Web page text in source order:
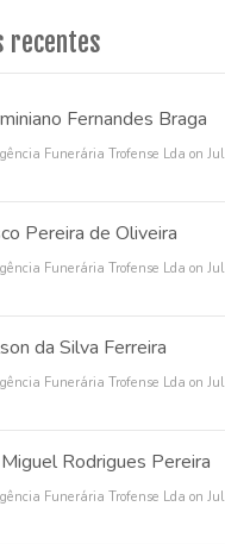
recentes
Fernandes Braga
Funerária Trofense Lda on
Pereira de Oliveira
Funerária Trofense Lda on
da Silva Ferreira
Funerária Trofense Lda on
Rodrigues Pereira
Funerária Trofense Lda on